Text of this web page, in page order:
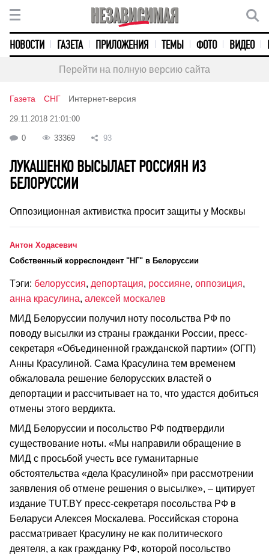
НОВОСТИ ГАЗЕТА ПРИЛОЖЕНИЯ ТЕМЫ ФОТО ВИДЕО
Перейти на полную версию сайта
Газета СНГ Интернет-версия
29.11.2018 21:01:00
0 33369 93
ЛУКАШЕНКО ВЫСЫЛАЕТ РОССИЯН ИЗ
БЕЛОРУССИИ
Оппозиционная активистка просит защиты у Москвы
Антон Ходасевич
Cобственный корреспондент "НГ" в Белоруссии
Тэги: белоруссия, депортация, россияне, оппозиция,
анна красулина, алексей москалев
МИД Белоруссии получил ноту посольства РФ по
поводу высылки из страны гражданки России, пресс-
секретаря «Объединенной гражданской партии» (ОГП)
Анны Красулиной. Сама Красулина тем временем
обжаловала решение белорусских властей о
депортации и рассчитывает на то, что удастся добиться
отмены этого вердикта.
МИД Белоруссии и посольство РФ подтвердили
существование ноты. «Мы направили обращение в
МИД с просьбой учесть все гуманитарные
обстоятельства «дела Красулиной» при рассмотрении
заявления об отмене решения о высылке», – цитирует
издание TUT.BY пресс-секретаря посольства РФ в
Беларуси Алексея Москалева. Российская сторона
рассматривает Красулину не как политического
деятеля, а как гражданку РФ, которой посольство